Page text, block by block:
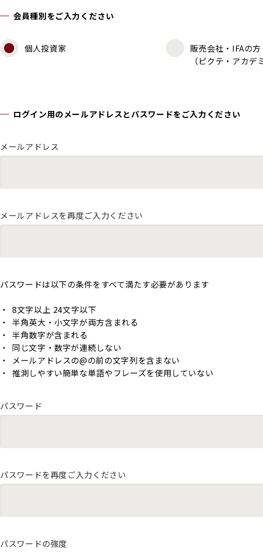
会員種別をご入力ください
個人投資家
販売会社・IFAの方
（ピクテ・アカデ
ログイン用のメールアドレスとパスワードをご入力ください
メールアドレス
メールアドレスを再度ご入力ください
パスワードは以下の条件をすべて満たす必要があります
8文字以上 24文字以下
半角英大・小文字が両方含まれる
半角数字が含まれる
同じ文字・数字が連続しない
メールアドレスの@の前の文字列を含まない
推測しやすい簡単な単語やフレーズを使用していない
パスワード
パスワードを再度ご入力ください
パスワードの強度